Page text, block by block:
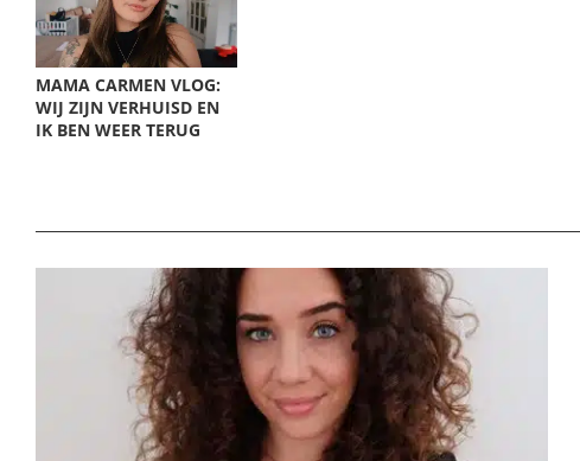
MAMA CARMEN VLOG:
WIJ ZIJN VERHUISD EN
IK BEN WEER TERUG